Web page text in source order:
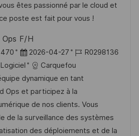
f
f
c
h
a
g
e
c
e
p
o
s
t
e
êtes passionné par le cloud et
poste est fait pour vous !
Ops F/H
D
a
t
e
d
’
a
2026-04-27
R
é
f
é
r
e
n
R0298136
Logiciel
Carquefou
dynamique en tant
Ops et participez à la
de nos clients. Vous
de la surveillance des systèmes
des déploiements et de la